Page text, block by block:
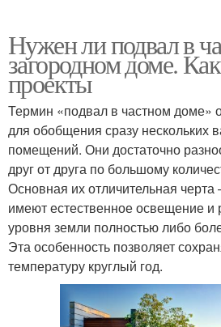
Нужен ли подвал в
загородном доме.
проекты
Термин «подвал в частном доме»
для обобщения сразу нескольких
помещений. Они достаточно
друг от друга по большому
Основная их отличительная
имеют естественное освещение
уровня земли полностью либо
Эта особенность позволяет
температуру круглый год.